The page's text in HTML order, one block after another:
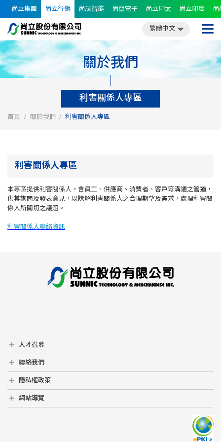
尚立集團 尚立行銷 尚茂智能 尚亞電子 尚立印太 尚立印度 尚
繁體中文
關於我們
利害關係人專區
首頁 關於我們 利害關係人專區
利害關係人專區
本專區提供利害關係人，含員工、供應商、消費者、客戶等溝通之管道，
供其詢問及發表意見，以瞭解利害關係人之合理期望及需求，處理利害關
係人所關切之議題。
利害關係人聯絡資訊
人才召募
人才召募
聯絡我們
聯絡我們
隱私權政策
隱私權政策
網站導覽
網站導覽